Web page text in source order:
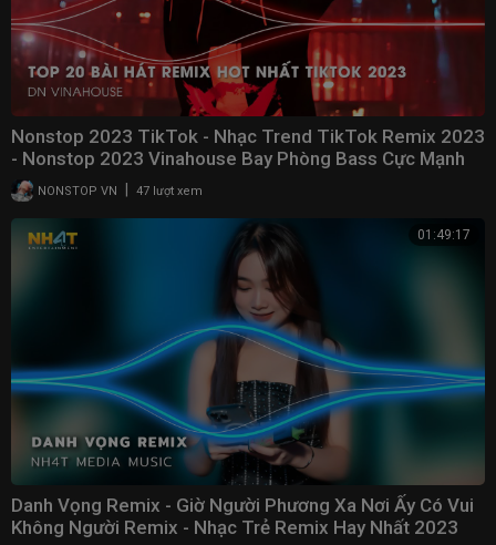
Nonstop 2023 TikTok - Nhạc Trend TikTok Remix 2023
- Nonstop 2023 Vinahouse Bay Phòng Bass Cực Mạnh
NONSTOP VN 47 lượt xem
01:49:17
Danh Vọng Remix - Giờ Người Phương Xa Nơi Ấy Có Vui
Không Người Remix - Nhạc Trẻ Remix Hay Nhất 2023